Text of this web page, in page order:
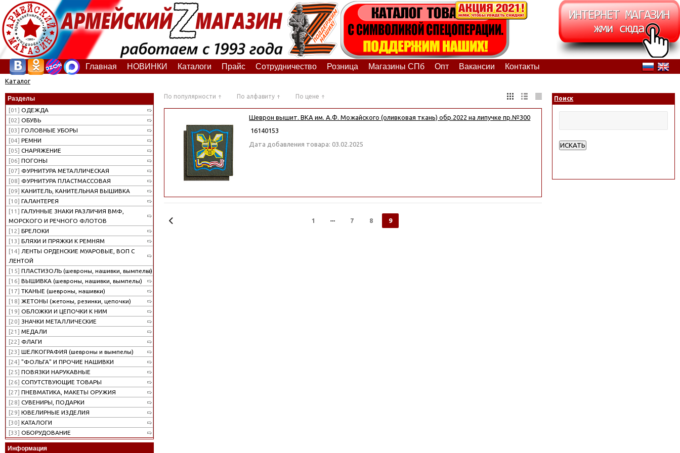
Главная НОВИНКИ Каталоги Прайс Сотрудничество Розница Магазины СПб Опт Вакансии Контакты
Каталог
Разделы
[01] ОДЕЖДА
[02] ОБУВЬ
[03] ГОЛОВНЫЕ УБОРЫ
[04] РЕМНИ
[05] СНАРЯЖЕНИЕ
[06] ПОГОНЫ
[07] ФУРНИТУРА МЕТАЛЛИЧЕСКАЯ
[08] ФУРНИТУРА ПЛАСТМАССОВАЯ
[09] КАНИТЕЛЬ, КАНИТЕЛЬНАЯ ВЫШИВКА
[10] ГАЛАНТЕРЕЯ
[11] ГАЛУННЫЕ ЗНАКИ РАЗЛИЧИЯ ВМФ,
МОРСКОГО И РЕЧНОГО ФЛОТОВ
[12] БРЕЛОКИ
[13] БЛЯХИ И ПРЯЖКИ К РЕМНЯМ
[14] ЛЕНТЫ ОРДЕНСКИЕ МУАРОВЫЕ, ВОП С
ЛЕНТОЙ
[15] ПЛАСТИЗОЛЬ (шевроны, нашивки, вымпелы)
[16] ВЫШИВКА (шевроны, нашивки, вымпелы)
[17] ТКАНЫЕ (шевроны, нашивки)
[18] ЖЕТОНЫ (жетоны, резинки, цепочки)
[19] ОБЛОЖКИ И ЦЕПОЧКИ К НИМ
[20] ЗНАЧКИ МЕТАЛЛИЧЕСКИЕ
[21] МЕДАЛИ
[22] ФЛАГИ
[23] ШЕЛКОГРАФИЯ (шевроны и вымпелы)
[24] "ФОЛЬГА" И ПРОЧИЕ НАШИВКИ
[25] ПОВЯЗКИ НАРУКАВНЫЕ
[26] СОПУТСТВУЮЩИЕ ТОВАРЫ
[27] ПНЕВМАТИКА, МАКЕТЫ ОРУЖИЯ
[28] СУВЕНИРЫ, ПОДАРКИ
[29] ЮВЕЛИРНЫЕ ИЗДЕЛИЯ
[30] КАТАЛОГИ
[33] ОБОРУДОВАНИЕ
Информация
По популярности По алфавиту По цене
Шеврон вышит. ВКА им. А.Ф. Можайского (оливковая ткань) обр.2022 на липучке пр.№300
16140153
Дата добавления товара: 03.02.2025
1 7 8 9
Поиск
ИСКАТЬ